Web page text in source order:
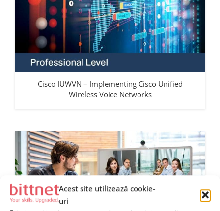
Acest site utilizează cookie-
uri
Cisco IUWVN – Implementing Cisco Unified
Wireless Voice Networks